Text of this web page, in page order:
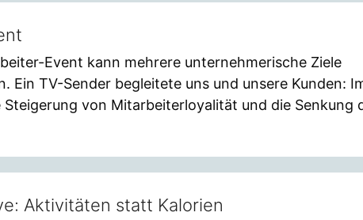
Event kann mehrere unternehmerische Ziele
Ein TV-Sender begleitete uns und unsere Kunden:
Steigerung von Mitarbeiterloyalität und die Senkung
Aktivitäten statt Kalorien